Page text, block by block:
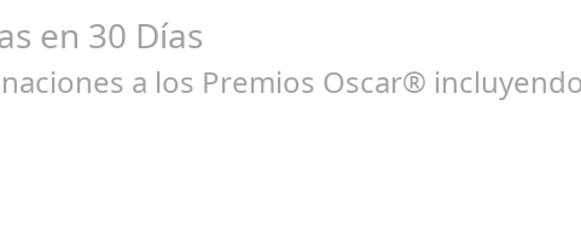
en 30 Días
a los Premios Oscar®